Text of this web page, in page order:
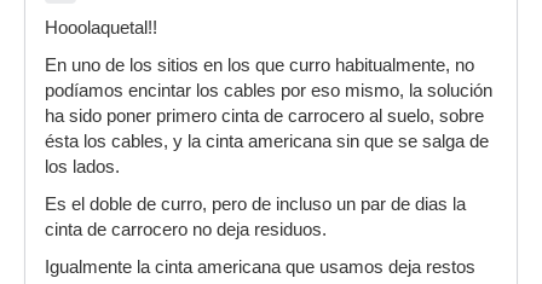
Hooolaquetal!!
En uno de los sitios en los que curro habitualmente, no
podíamos encintar los cables por eso mismo, la solución
ha sido poner primero cinta de carrocero al suelo, sobre
ésta los cables, y la cinta americana sin que se salga de
los lados.
Es el doble de curro, pero de incluso un par de dias la
cinta de carrocero no deja residuos.
Igualmente la cinta americana que usamos deja restos